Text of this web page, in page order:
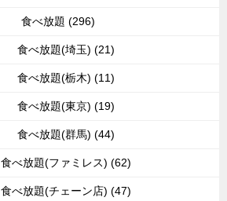
食べ放題 (296)
食べ放題(埼玉) (21)
食べ放題(栃木) (11)
食べ放題(東京) (19)
食べ放題(群馬) (44)
食べ放題(ファミレス) (62)
食べ放題(チェーン店) (47)